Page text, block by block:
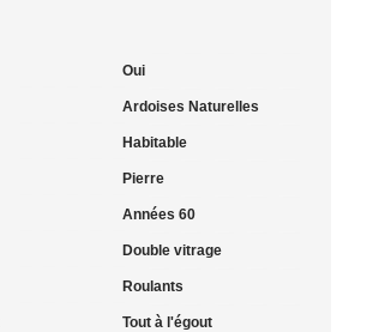
Oui
Ardoises Naturelles
Habitable
Pierre
Années 60
Double vitrage
Roulants
Tout à l'égout